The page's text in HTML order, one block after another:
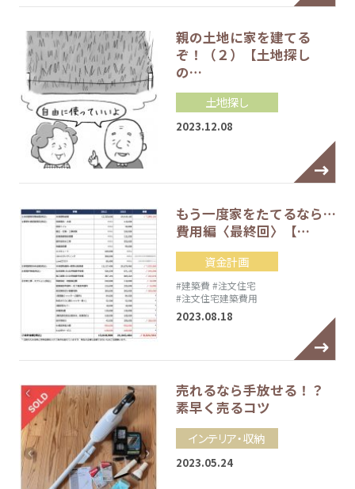
親の土地に家を建てる
ぞ！（２）【土地探し
の…
土地探し
2023.12.08
もう一度家をたてるなら…
費用編〈最終回〉【…
資金計画
#建築費 #注文住宅
#注文住宅建築費用
2023.08.18
売れるなら手放せる！？
素早く売るコツ
インテリア・収納
2023.05.24